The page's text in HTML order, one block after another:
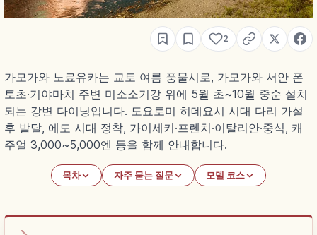
2
가모가와 노료유카는 교토 여름 풍물시로, 가모가와 서안 폰
토초·기야마치 주변 미소소기강 위에 5월 초~10월 중순 설치
되는 강변 다이닝입니다. 도요토미 히데요시 시대 다리 가설
후 발달, 에도 시대 정착, 가이세키·프렌치·이탈리안·중식, 캐
주얼 3,000~5,000엔 등을 함께 안내합니다.
목차 자주 묻는 질문 모델 코스